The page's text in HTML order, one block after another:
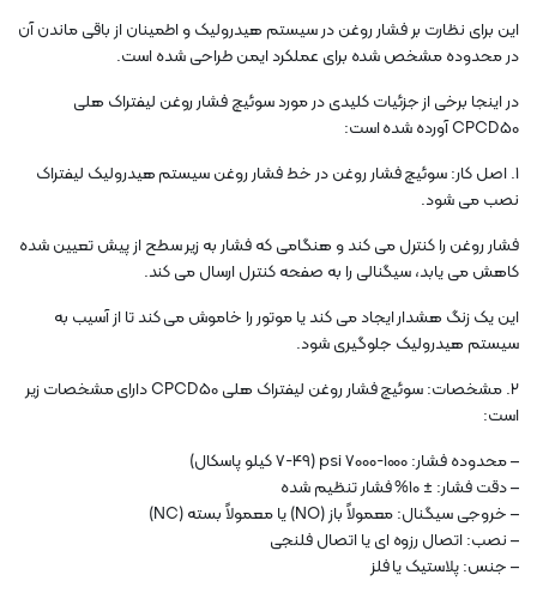
این برای نظارت بر فشار روغن در سیستم هیدرولیک و اطمینان از باقی ماندن آن
در محدوده مشخص شده برای عملکرد ایمن طراحی شده است.
در اینجا برخی از جزئیات کلیدی در مورد سوئیچ فشار روغن لیفتراک هلی
CPCD50 آورده شده است:
1. اصل کار: سوئیچ فشار روغن در خط فشار روغن سیستم هیدرولیک لیفتراک
نصب می شود.
فشار روغن را کنترل می کند و هنگامی که فشار به زیر سطح از پیش تعیین شده
کاهش می یابد، سیگنالی را به صفحه کنترل ارسال می کند.
این یک زنگ هشدار ایجاد می کند یا موتور را خاموش می کند تا از آسیب به
سیستم هیدرولیک جلوگیری شود.
2. مشخصات: سوئیچ فشار روغن لیفتراک هلی CPCD50 دارای مشخصات زیر
است:
– محدوده فشار: 1000-7000 psi (7-49 کیلو پاسکال)
– دقت فشار: ± 10% فشار تنظیم شده
– خروجی سیگنال: معمولاً باز (NO) یا معمولاً بسته (NC)
– نصب: اتصال رزوه ای یا اتصال فلنجی
– جنس: پلاستیک یا فلز